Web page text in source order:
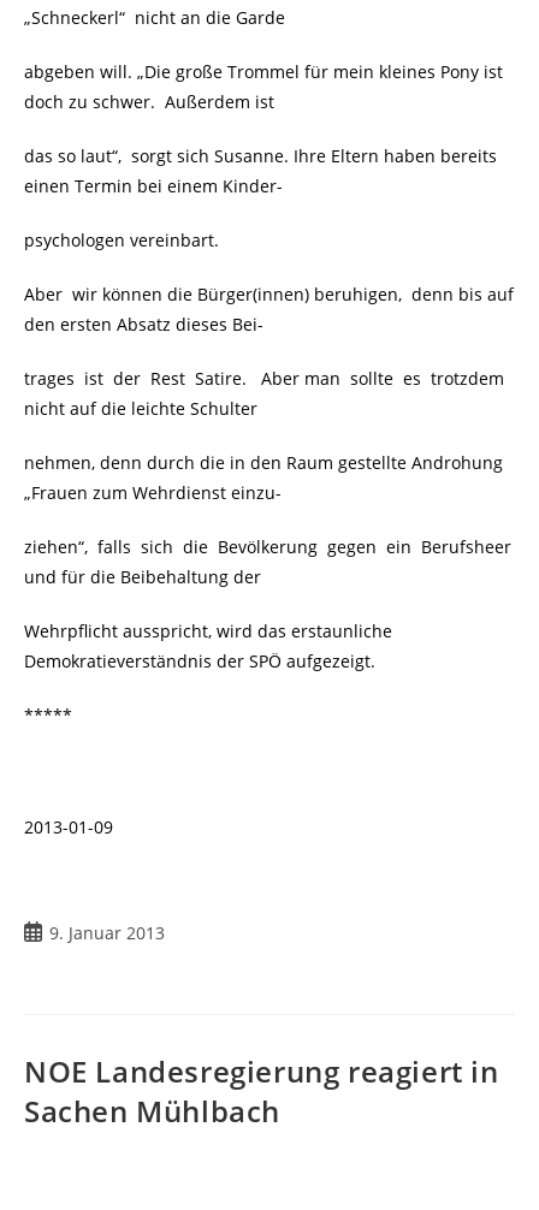
„Schneckerl“ nicht an die Garde
abgeben will. „Die große Trommel für mein kleines Pony ist
doch zu schwer. Außerdem ist
das so laut“, sorgt sich Susanne. Ihre Eltern haben bereits
einen Termin bei einem Kinder-
psychologen vereinbart.
Aber wir können die Bürger(innen) beruhigen, denn bis auf
den ersten Absatz dieses Bei-
trages ist der Rest Satire. Aber man sollte es trotzdem
nicht auf die leichte Schulter
nehmen, denn durch die in den Raum gestellte Androhung
„Frauen zum Wehrdienst einzu-
ziehen“, falls sich die Bevölkerung gegen ein Berufsheer
und für die Beibehaltung der
Wehrpflicht ausspricht, wird das erstaunliche
Demokratieverständnis der SPÖ aufgezeigt.
*****
2013-01-09
Beitrag
9. Januar 2013
NOE Landesregierung reagiert in
Sachen Mühlbach